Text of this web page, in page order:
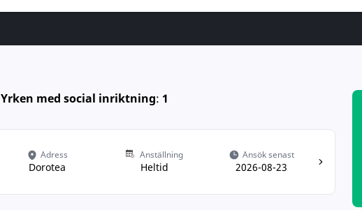
Yrken med social inriktning: 1
Adress
Dorotea
Anställning
Heltid
Ansök senast
2026-08-23